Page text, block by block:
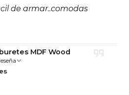
armado
con un paño suave seco o
de armar..comodas
MDF Wood
reseña